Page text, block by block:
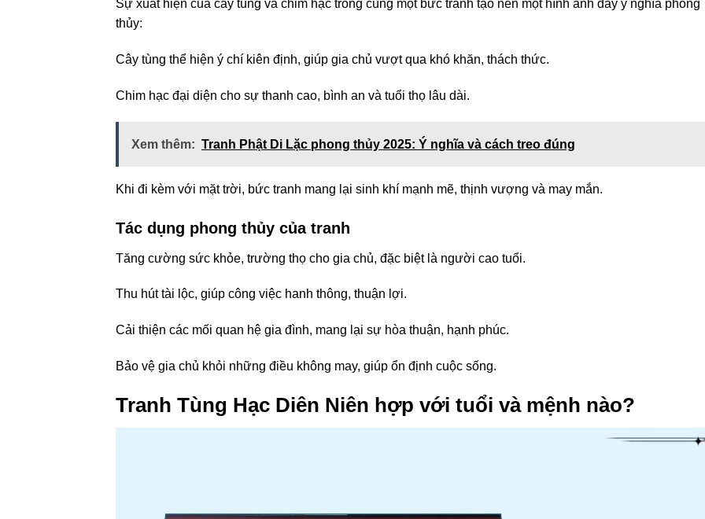
Sự xuất hiện của cây tùng và chim hạc trong cùng một bức tranh tạo nên một hình ảnh đầy ý nghĩa phong
thủy:
Cây tùng thể hiện ý chí kiên định, giúp gia chủ vượt qua khó khăn, thách thức.
Chim hạc đại diện cho sự thanh cao, bình an và tuổi thọ lâu dài.
Xem thêm: Tranh Phật Di Lặc phong thủy 2025: Ý nghĩa và cách treo đúng
Khi đi kèm với mặt trời, bức tranh mang lại sinh khí mạnh mẽ, thịnh vượng và may mắn.
Tác dụng phong thủy của tranh
Tăng cường sức khỏe, trường thọ cho gia chủ, đặc biệt là người cao tuổi.
Thu hút tài lộc, giúp công việc hanh thông, thuận lợi.
Cải thiện các mối quan hệ gia đình, mang lại sự hòa thuận, hạnh phúc.
Bảo vệ gia chủ khỏi những điều không may, giúp ổn định cuộc sống.
Tranh Tùng Hạc Diên Niên hợp với tuổi và mệnh nào?